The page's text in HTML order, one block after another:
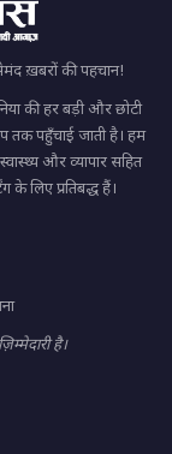
ख़बरों की पहचान!
की हर बड़ी और छोटी
पहुँचाई जाती है। हम
और व्यापार सहित
के लिए प्रतिबद्ध हैं।
है।